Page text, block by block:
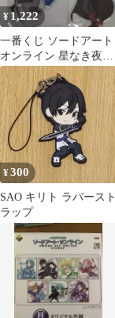
¥ 1,222
一番くじ ソードアート
オンライン 星なき夜の
アリア F賞 アクリルス
タンド 4種
¥300
SAO キリト ラバースト
ラップ